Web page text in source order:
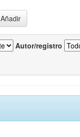
Autor/registro